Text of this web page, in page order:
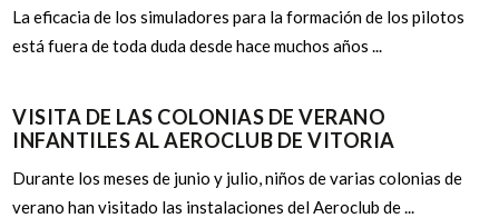
La eficacia de los simuladores para la formación de los pilotos
está fuera de toda duda desde hace muchos años ...
VISITA DE LAS COLONIAS DE VERANO
INFANTILES AL AEROCLUB DE VITORIA
Durante los meses de junio y julio, niños de varias colonias de
verano han visitado las instalaciones del Aeroclub de ...